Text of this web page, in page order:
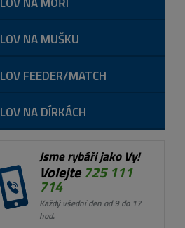
LOV NA MUŠKU
LOV FEEDER/MATCH
LOV NA DÍRKÁCH
Jsme rybáři jako Vy!
Volejte725 111
714
Každý všední den od 9 do 17
hod.